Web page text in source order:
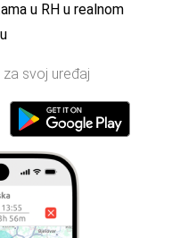
u RH u realnom
svoj uređaj